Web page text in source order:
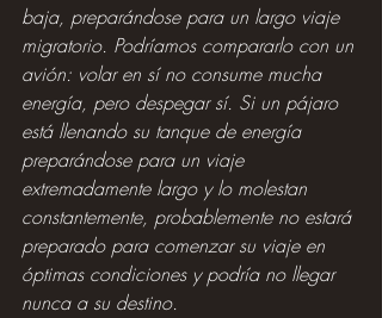
baja, preparándose para un largo viaje
migratorio. Podríamos compararlo con un
avión: volar en sí no consume mucha
energía, pero despegar sí. Si un pájaro
está llenando su tanque de energía
preparándose para un viaje
extremadamente largo y lo molestan
constantemente, probablemente no estará
preparado para comenzar su viaje en
óptimas condiciones y podría no llegar
nunca a su destino.